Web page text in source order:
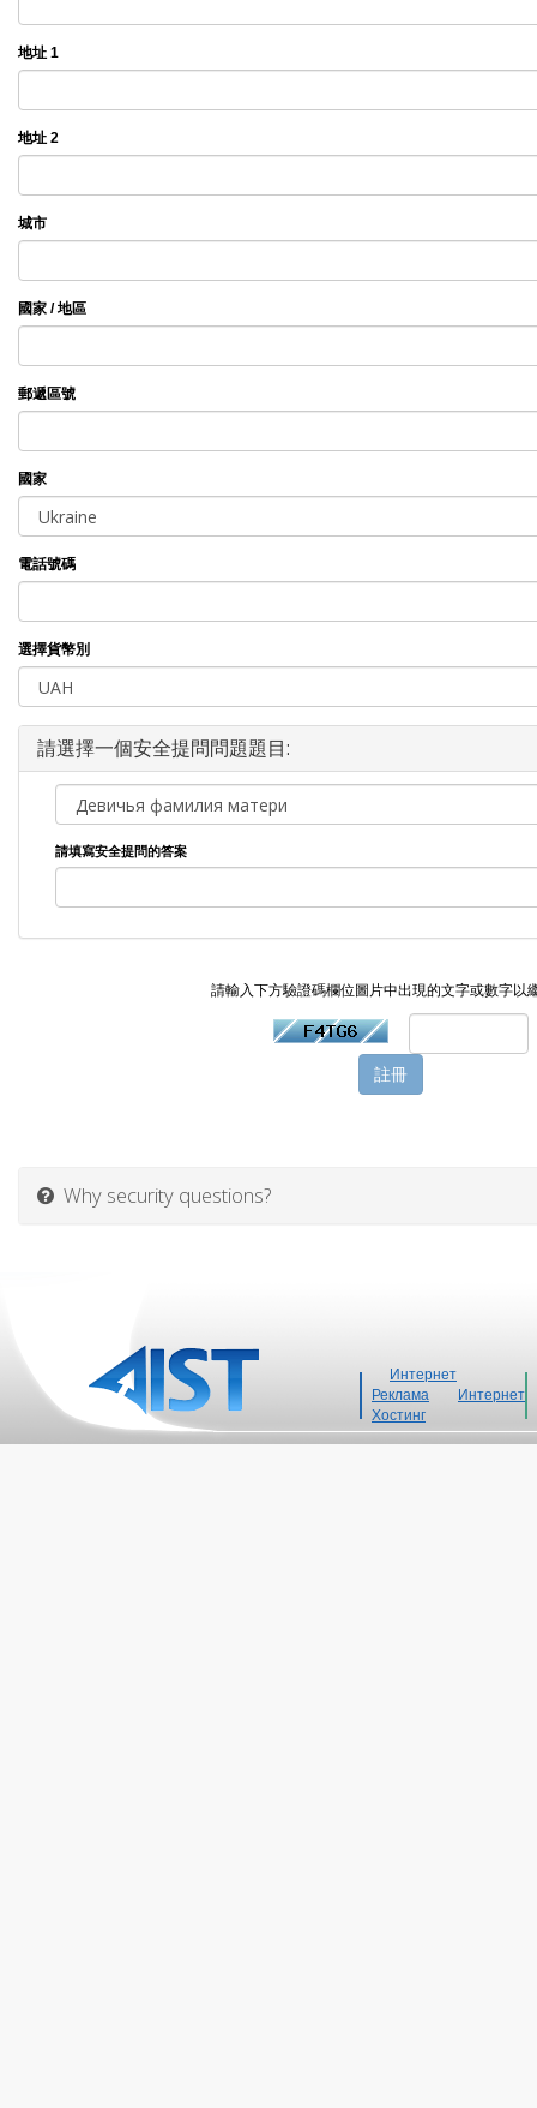
地址 1
地址 2
城市
國家 / 地區
郵遞區號
國家
電話號碼
選擇貨幣別
請選擇一個安全提問問題題目:
請填寫安全提問的答案
請輸入下方驗證碼欄位圖片中出現的文字或數字以
Why security questions?
Интернет
Реклама
Интернет
Хостинг